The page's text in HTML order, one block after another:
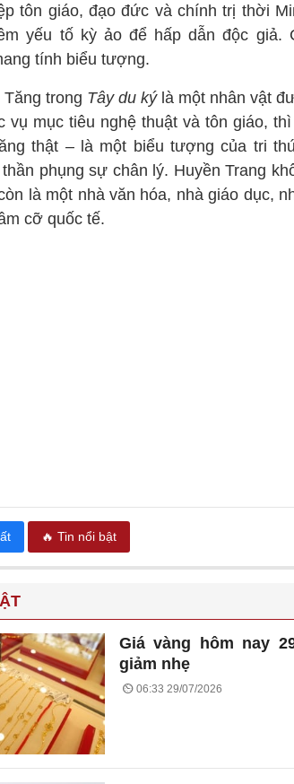
tôn giáo, đạo đức và chính trị thời
yếu tố kỳ ảo để hấp dẫn độc giả.
tính biểu tượng.
trong Tây du kýlà một nhân vật
vụ mục tiêu nghệ thuật và tôn giáo,
thật – là một biểu tượng của tri
phụng sự chân lý. Huyền Trang
là một nhà văn hóa, nhà giáo dục,
cỡ quốc tế.
🔥 Tin nổi bật
Giá vàng hôm nay
giảm nhẹ
06:33 29/07/2026